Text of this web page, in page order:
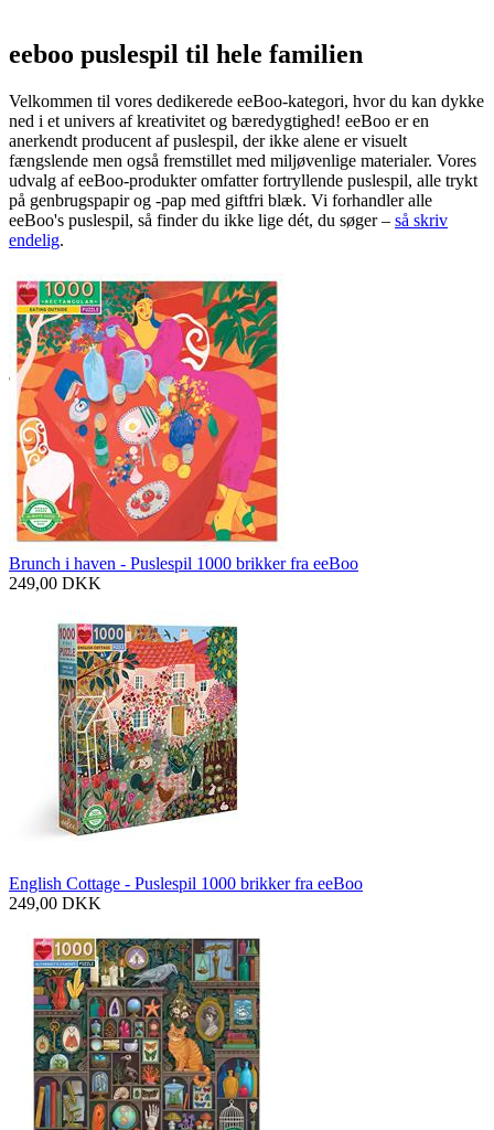
eeboo puslespil til hele familien
Velkommen til vores dedikerede eeBoo-kategori, hvor du kan dykke
ned i et univers af kreativitet og bæredygtighed! eeBoo er en
anerkendt producent af puslespil, der ikke alene er visuelt
fængslende men også fremstillet med miljøvenlige materialer. Vores
udvalg af eeBoo-produkter omfatter fortryllende puslespil, alle trykt
på genbrugspapir og -pap med giftfri blæk. Vi forhandler alle
eeBoo's puslespil, så finder du ikke lige dét, du søger – så skriv
endelig.
Brunch i haven - Puslespil 1000 brikker fra eeBoo
249,00 DKK
English Cottage - Puslespil 1000 brikker fra eeBoo
249,00 DKK